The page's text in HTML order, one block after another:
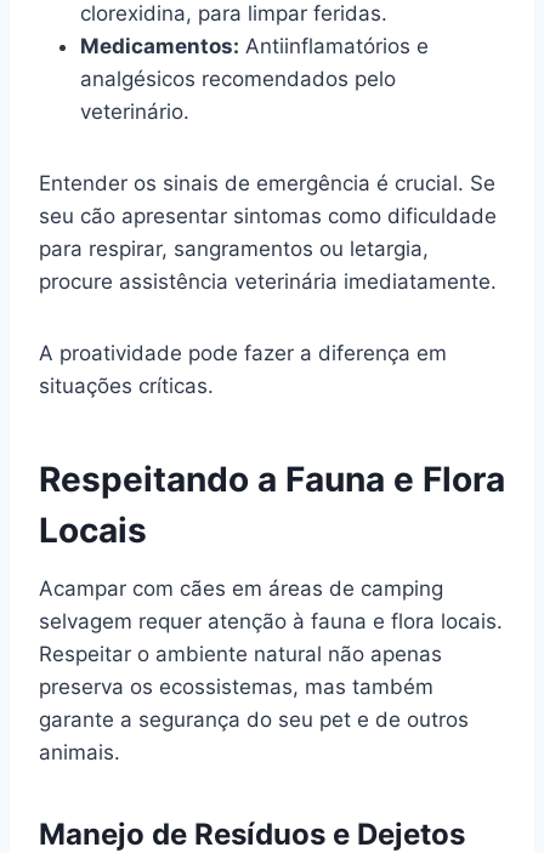
clorexidina, para limpar feridas.
Medicamentos: Antiinflamatórios e
analgésicos recomendados pelo
veterinário.
Entender os sinais de emergência é crucial. Se
seu cão apresentar sintomas como dificuldade
para respirar, sangramentos ou letargia,
procure assistência veterinária imediatamente.
A proatividade pode fazer a diferença em
situações críticas.
Respeitando a Fauna e Flora
Locais
Acampar com cães em áreas de camping
selvagem requer atenção à fauna e flora locais.
Respeitar o ambiente natural não apenas
preserva os ecossistemas, mas também
garante a segurança do seu pet e de outros
animais.
Manejo de Resíduos e Dejetos